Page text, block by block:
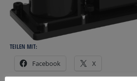
TEILEN MIT:
Facebook X